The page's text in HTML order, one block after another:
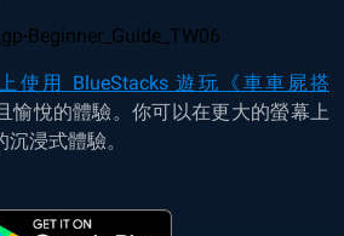
使用 BlueStacks 遊玩《車車屍搭
愉悅的體驗。你可以在更大的螢幕上
浸式體驗。